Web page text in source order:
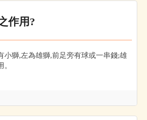
作用?
小獅,左為雄獅,前足旁有球或一串錢;雄
。